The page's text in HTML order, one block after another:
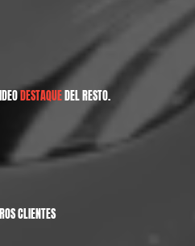
DESTAQUEDEL RESTO.
CLIENTES